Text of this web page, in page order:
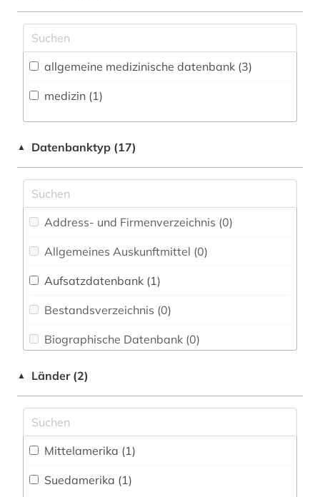
Anglistik. Amerikanistik (0)
Chemie und Pharmazie (0)
Elektrotechnik, Elektronik, Nachrichtentechnik
(0)
Energietechnik (0)
Ethnologie (0)
Geographie (0)
Geowissenschaften (0)
(0)
Geschichte (0)
Geschichte der Pädagogik und des
Bildungswesens (0)
allgemeine medizinische datenbank (3)
medizin (1)
▲ Datenbanktyp (17)
Address- und Firmenverzeichnis (0)
Allgemeines Auskunftmittel (0)
Aufsatzdatenbank (1)
Bestandsverzeichnis (0)
Biographische Datenbank (0)
Disziplinäre Forschungsdatenrepositorien (0)
▲ Länder (2)
Mittelamerika (1)
Suedamerika (1)